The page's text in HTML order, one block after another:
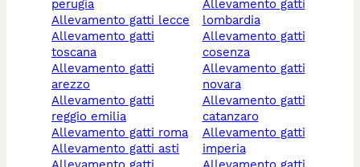
perugia
allevamento gatti lecce
allevamento gatti
toscana
allevamento gatti
arezzo
allevamento gatti
reggio emilia
allevamento gatti roma
allevamento gatti asti
allevamento gatti
lombardia
allevamento gatti
cosenza
allevamento gatti
novara
allevamento gatti
catanzaro
allevamento gatti
imperia